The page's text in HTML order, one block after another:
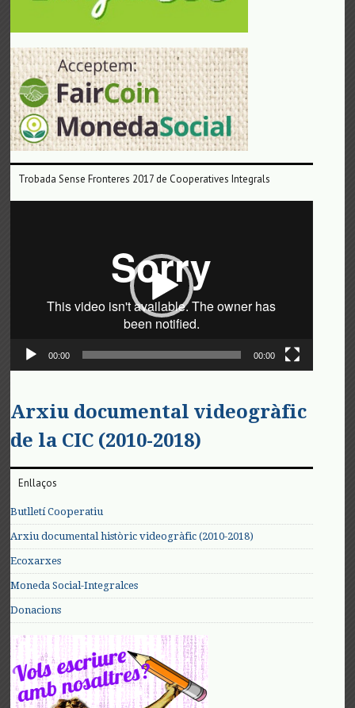
Trobada Sense Fronteres 2017 de Cooperatives Integrals
00:00 00:00
Arxiu documental videogràfic
de la CIC (2010-2018)
Enllaços
Butlletí Cooperatiu
Arxiu documental històric videogràfic (2010-2018)
Ecoxarxes
Moneda Social-Integralces
Donacions